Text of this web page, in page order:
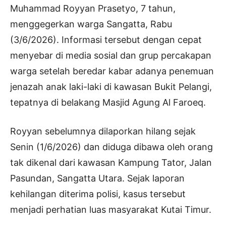
Muhammad Royyan Prasetyo, 7 tahun,
menggegerkan warga Sangatta, Rabu
(3/6/2026). Informasi tersebut dengan cepat
menyebar di media sosial dan grup percakapan
warga setelah beredar kabar adanya penemuan
jenazah anak laki-laki di kawasan Bukit Pelangi,
tepatnya di belakang Masjid Agung Al Faroeq.
Royyan sebelumnya dilaporkan hilang sejak
Senin (1/6/2026) dan diduga dibawa oleh orang
tak dikenal dari kawasan Kampung Tator, Jalan
Pasundan, Sangatta Utara. Sejak laporan
kehilangan diterima polisi, kasus tersebut
menjadi perhatian luas masyarakat Kutai Timur.